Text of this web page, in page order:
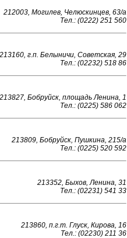
212003, Могилев, Челюскинцев, 63/а
Тел.: (0222) 251 560
213160, г.п. Белыничи, Советская, 29
Тел.: (02232) 518 86
213827, Бобруйск, площадь Ленина, 1
Тел.: (0225) 586 062
213809, Бобруйск, Пушкина, 215/а
Тел.: (0225) 520 592
213352, Быхов, Ленина, 31
Тел.: (02231) 541 33
213860, п.г.т. Глуск, Кирова, 16
Тел.: (02230) 211 36